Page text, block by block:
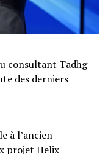
consultant Tadhg
des derniers
à l’ancien
projet Helix